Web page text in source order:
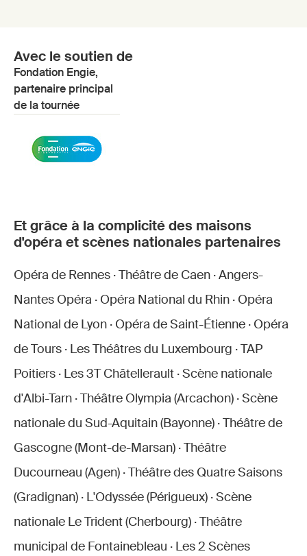
Avec le soutien de
Fondation Engie,
partenaire principal
de la tournée
Et grâce à la complicité des maisons
d'opéra et scènes nationales partenaires
Opéra de Rennes · Théâtre de Caen · Angers-
Nantes Opéra · Opéra National du Rhin · Opéra
National de Lyon · Opéra de Saint-Étienne · Opéra
de Tours · Les Théâtres du Luxembourg · TAP
Poitiers · Les 3T Châtellerault · Scène nationale
d'Albi-Tarn · Théâtre Olympia (Arcachon) · Scène
nationale du Sud-Aquitain (Bayonne) · Théâtre de
Gascogne (Mont-de-Marsan) · Théâtre
Ducourneau (Agen) · Théâtre des Quatre Saisons
(Gradignan) · L'Odyssée (Périgueux) · Scène
nationale Le Trident (Cherbourg) · Théâtre
municipal de Fontainebleau · Les 2 Scènes